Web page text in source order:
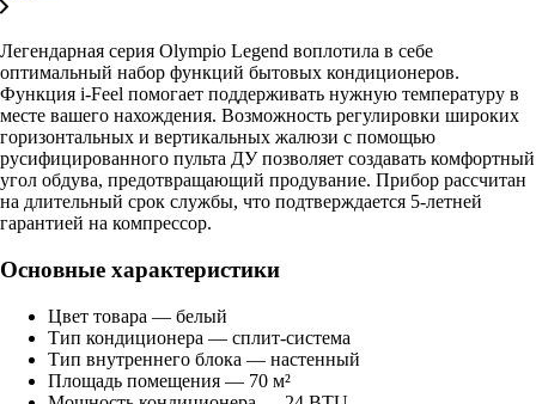
Легендарная серия Olympio Legend воплотила в себе
оптимальный набор функций бытовых кондиционеров.
Функция i-Feel помогает поддерживать нужную температуру в
месте вашего нахождения. Возможность регулировки широких
горизонтальных и вертикальных жалюзи с помощью
русифицированного пульта ДУ позволяет создавать комфортный
угол обдува, предотвращающий продувание. Прибор рассчитан
на длительный срок службы, что подтверждается 5-летней
гарантией на компрессор.
Основные характеристики
Цвет товара — белый
Тип кондиционера — сплит-система
Тип внутреннего блока — настенный
Площадь помещения — 70 м²